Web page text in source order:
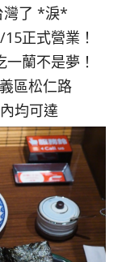
灣了 *淚*
正式營業！
蘭不是夢！
區松仁路
均可達